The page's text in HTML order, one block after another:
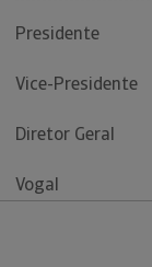
Presidente
Vice-Presidente
Diretor Geral
Vogal